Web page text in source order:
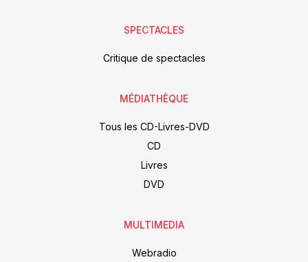
SPECTACLES
Critique de spectacles
MÉDIATHÈQUE
Tous les CD-Livres-DVD
CD
Livres
DVD
MULTIMEDIA
Webradio